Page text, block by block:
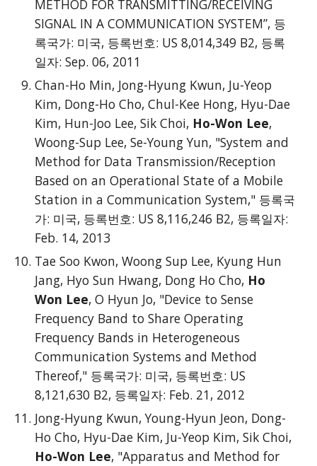
METHOD FOR TRANSMITTING/RECEIVING
SIGNAL IN A COMMUNICATION SYSTEM”, 등
록국가: 미국, 등록번호: US 8,014,349 B2, 등록
일자: Sep. 06, 2011
Chan-Ho Min, Jong-Hyung Kwun, Ju-Yeop
Kim, Dong-Ho Cho, Chul-Kee Hong, Hyu-Dae
Kim, Hun-Joo Lee, Sik Choi, Ho-Won Lee,
Woong-Sup Lee, Se-Young Yun, "System and
Method for Data Transmission/Reception
Based on an Operational State of a Mobile
Station in a Communication System," 등록국
가: 미국, 등록번호: US 8,116,246 B2, 등록일자:
Feb. 14, 2013
Tae Soo Kwon, Woong Sup Lee, Kyung Hun
Jang, Hyo Sun Hwang, Dong Ho Cho, Ho
Won Lee, O Hyun Jo, "Device to Sense
Frequency Band to Share Operating
Frequency Bands in Heterogeneous
Communication Systems and Method
Thereof," 등록국가: 미국, 등록번호: US
8,121,630 B2, 등록일자: Feb. 21, 2012
Jong-Hyung Kwun, Young-Hyun Jeon, Dong-
Ho Cho, Hyu-Dae Kim, Ju-Yeop Kim, Sik Choi,
Ho-Won Lee, "Apparatus and Method for